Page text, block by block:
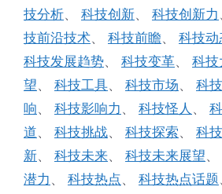
技分析、 科技创新、 科技创新力
技前沿技术、 科技前瞻、 科技动
科技发展趋势、 科技变革、 科技
望、 科技工具、 科技市场、 科
响、 科技影响力 、 科技怪人 、
道、 科技挑战、 科技探索、 科
新、 科技未来、 科技未来展望、
潜力 、 科技热点、 科技热点话题